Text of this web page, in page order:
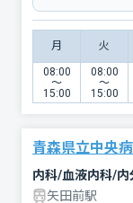
月 火
08:00
〜
15:00
08:00
〜
15:00
青森県立中央
矢田前駅